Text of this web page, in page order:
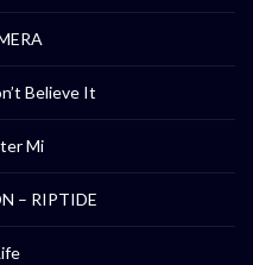
Believe It
Mi
– RIPTIDE